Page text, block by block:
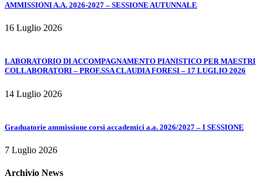
AMMISSIONI A.A. 2026-2027 – SESSIONE AUTUNNALE
16 Luglio 2026
LABORATORIO DI ACCOMPAGNAMENTO PIANISTICO PER MAESTRI
COLLABORATORI – PROF.SSA CLAUDIA FORESI – 17 LUGLIO 2026
14 Luglio 2026
Graduatorie ammissione corsi accademici a.a. 2026/2027 – I SESSIONE
7 Luglio 2026
Archivio News